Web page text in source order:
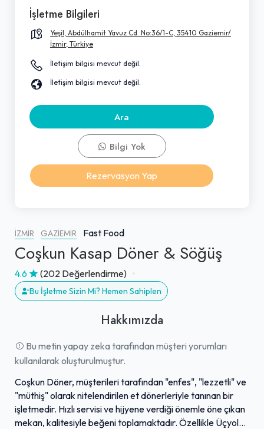
İZMIR GAZIEMIR Fast Food
Coşkun Kasap Döner & Söğüş
4.6 (202 Değerlendirme)
Bu İşletme Sizin Mi? Hemen Sahiplen
Hakkımızda
Bu metin yapay zeka tarafından müşteri yorumları
kullanılarak oluşturulmuştur.
Coşkun Döner, müşterileri tarafından "enfes", "lezzetli" ve
"müthiş" olarak nitelendirilen et dönerleriyle tanınan bir
işletmedir. Hızlı servisi ve hijyene verdiği önemle öne çıkan
mekan, kalitesiyle beğeni toplamaktadır. Özellikle Üçyol
İşletme Bilgileri
Yeşil, Abdülhamit Yavuz Cd. No:36/1-C, 35410 Gaziemir/
İzmir, Türkiye
İletişim bilgisi mevcut değil.
İletişim bilgisi mevcut değil.
Ara
Bilgi Yok
Rezervasyon Yap